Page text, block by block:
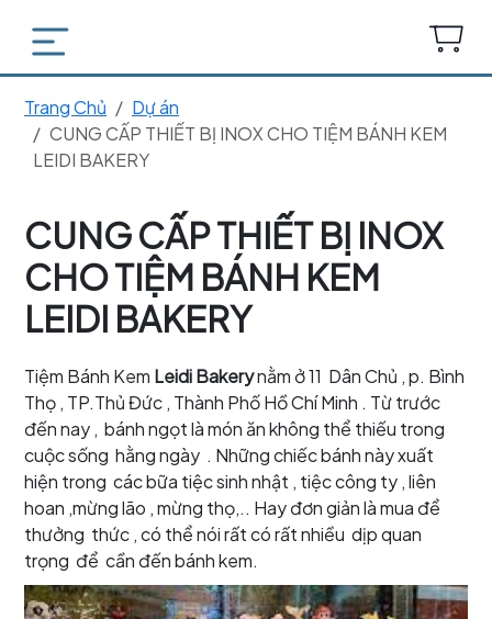
Trang Chủ
Dự án
CUNG CẤP THIẾT BỊ INOX CHO TIỆM BÁNH KEM
LEIDI BAKERY
CUNG CẤP THIẾT BỊ INOX
CHO TIỆM BÁNH KEM
LEIDI BAKERY
Tiệm Bánh Kem Leidi Bakerynằm ở 11 Dân Chủ , p. Bình
Thọ , TP.Thủ Đức , Thành Phố Hồ Chí Minh . Từ trước
đến nay , bánh ngọt là món ăn không thể thiếu trong
cuộc sống hằng ngày . Những chiếc bánh này xuất
hiện trong các bữa tiệc sinh nhật , tiệc công ty , liên
hoan ,mừng lão , mừng thọ,.. Hay đơn giản là mua để
thưởng thức , có thể nói rất có rất nhiều dịp quan
trọng để cần đến bánh kem.